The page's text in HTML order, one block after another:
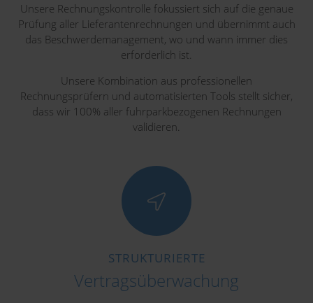
Unsere Rechnungskontrolle fokussiert sich auf die genaue
Prüfung aller Lieferantenrechnungen und übernimmt auch
das Beschwerdemanagement, wo und wann immer dies
erforderlich ist.
Unsere Kombination aus professionellen
Rechnungsprüfern und automatisierten Tools stellt sicher,
dass wir 100% aller fuhrparkbezogenen Rechnungen
validieren.
STRUKTURIERTE
Vertragsüberwachung